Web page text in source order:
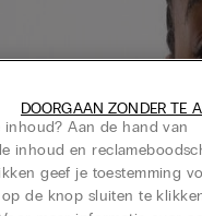
Aan de hand van
inhoud en
geef je toestemming
de knop sluiten te
DOORGAAN ZONDER TE